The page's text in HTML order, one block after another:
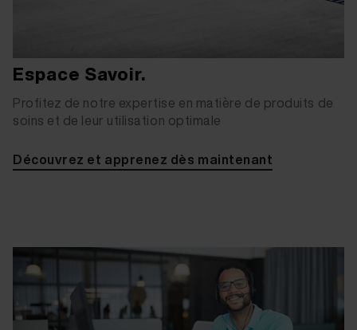
Espace Savoir.
Profitez de notre expertise en matière de produits de
soins et de leur utilisation optimale
Découvrez et apprenez dès maintenant